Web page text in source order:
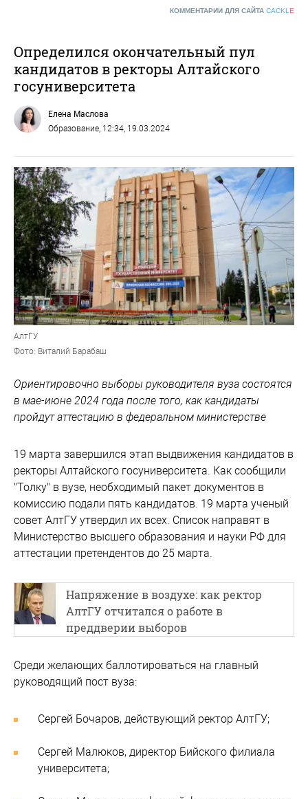
КОММЕНТАРИИ ДЛЯ САЙТА CACKL E
Определился окончательный пул
кандидатов в ректоры Алтайского
госуниверситета
Елена Маслова
Образование, 12:34, 19.03.2024
АлтГУ
Фото: Виталий Барабаш
Ориентировочно выборы руководителя вуза состоятся
в мае-июне 2024 года после того, как кандидаты
пройдут аттестацию в федеральном министерстве
19 марта завершился этап выдвижения кандидатов в
ректоры Алтайского госуниверситета. Как сообщили
"Толку" в вузе, необходимый пакет документов в
комиссию подали пять кандидатов. 19 марта ученый
совет АлтГУ утвердил их всех. Список направят в
Министерство высшего образования и науки РФ для
аттестации претендентов до 25 марта.
Напряжение в воздухе: как ректор
АлтГУ отчитался о работе в
преддверии выборов
Среди желающих баллотироваться на главный
руководящий пост вуза:
Сергей Бочаров, действующий ректор АлтГУ;
Сергей Малюков, директор Бийского филиала
университета;